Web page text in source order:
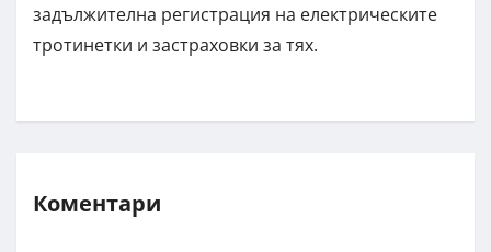
задължителна регистрация на електрическите
тротинетки и застраховки за тях.
Коментари